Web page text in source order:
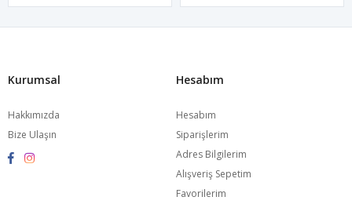
Kurumsal
Hakkımızda
Bize Ulaşın
Hesabım
Hesabım
Siparişlerim
Adres Bilgilerim
Alışveriş Sepetim
Favorilerim